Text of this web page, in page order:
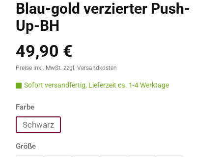
Blau-gold verzierter Push-
Up-BH
Regulärer Preis:
49,90 €
Preise inkl. MwSt. zzgl. Versandkosten
Sofort versandfertig, Lieferzeit ca. 1-4 Werktage
Farbeauswählen
Schwarz
Größeauswählen